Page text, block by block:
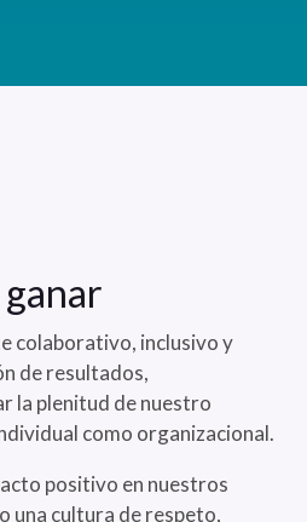
colaborativo, inclusivo y
de resultados,
la plenitud de nuestro
como organizacional.
positivo en nuestros
una cultura de respeto,